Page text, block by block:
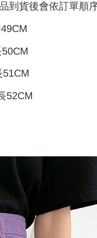
diluluskan, tempoh ansuran yang
adalah tertakluk kepada
disahkan dalam masa 30 minit
permohonan gagal dalam proses
secara automatik. Jika
penilaian khusus tidak akan
bil melalui pautan dalam
pembayaran anda melalui salah
kedai runcit Taiwan
MONEY.
disediakan oleh Taiwan Mobile
disahkan, anda akan
diperlukan apabila anda
SMS pembayaran atau
bahawa tempoh pembayaran
ahli AFTEE boleh
dikira dari masa kedai
pesanan anda semasa tempoh
atau produk yang mungkin
dihantar). Oleh itu, anda
AFTEE dalam tempoh sama
Pembayaran
diperakui untuk pengguna kali
diperakui sebenar yang
| Penghantaran percuma
| Penghantaran percuma
| Penghantaran percuma
到貨後會依訂單順
52CM